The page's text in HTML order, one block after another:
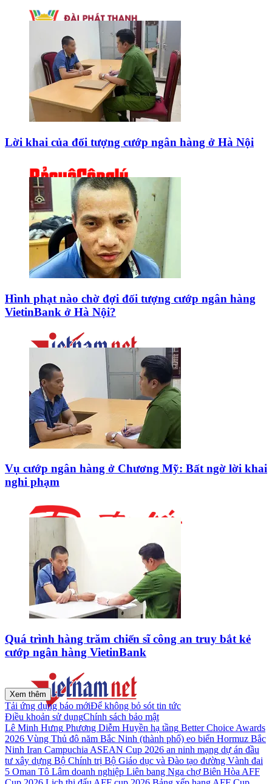
Lời khai của đối tượng cướp ngân hàng ở Hà Nội
Hình phạt nào chờ đợi đối tượng cướp ngân hàng
VietinBank ở Hà Nội?
Vụ cướp ngân hàng ở Chương Mỹ: Bất ngờ lời khai
nghi phạm
Quá trình hàng trăm chiến sĩ công an truy bắt kẻ
cướp ngân hàng VietinBank
Xem thêm
Tải ứng dụng báo mớiĐể không bỏ sót tin tức
Điều khoản sử dụngChính sách bảo mật
Lê Minh Hưng Phương Diễm Huyền hạ tầng Better Choice Awards
2026 Vùng Thủ đô năm Bắc Ninh (thành phố) eo biển Hormuz Bắc
Ninh Iran Campuchia ASEAN Cup 2026 an ninh mạng dự án đầu
tư xây dựng Bộ Chính trị Bộ Giáo dục và Đào tạo đường Vành đai
5 Oman Tô Lâm doanh nghiệp Liên bang Nga chợ Biên Hòa AFF